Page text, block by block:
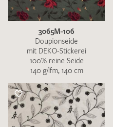
3065M-106
Doupionseide
mit DEKO-Stickerei
100% reine Seide
140 g/lfm, 140 cm